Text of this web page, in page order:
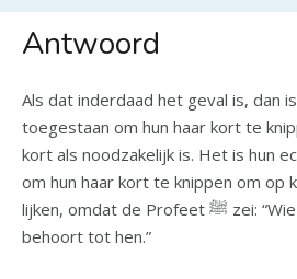
Antwoord
Als dat inderdaad het geval is, dan
toegestaan om hun haar kort te
kort als noodzakelijk is. Het is hun
om hun haar kort te knippen om op
lijken, omdat de Profeet ﷺ zei: “Wie een volk imiteert,
behoort tot hen.”